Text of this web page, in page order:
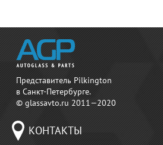
Представитель Pilkington
в Санкт-Петербурге.
© glassavto.ru 2011—2020
КОНТАКТЫ